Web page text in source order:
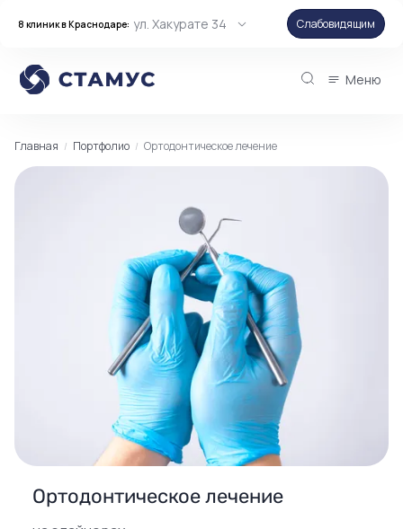
8 клиник в Краснодаре: ул. Хакурате 34 Слабовидящим
Меню
Главная Портфолио Ортодонтическое лечение
Ортодонтическое лечение